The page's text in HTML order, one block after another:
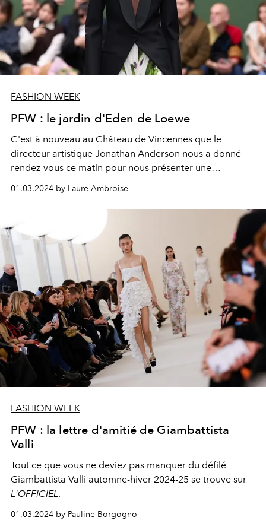
FASHION WEEK
PFW : le jardin d'Eden de Loewe
C'est à nouveau au Château de Vincennes que le
directeur artistique Jonathan Anderson nous a donné
rendez-vous ce matin pour nous présenter une
high level avec Pharrell Williams, Chiara Mastroianni,
Shawn Mendes, Emily Ratajkowski, Emilia Clarke, Ed
McVey, Natalia Vodianova cu Catherine Deneuve.
01.03.2024 by Laure Ambroise
FASHION WEEK
PFW : la lettre d'amitié de Giambattista
Valli
Tout ce que vous ne deviez pas manquer du défilé
Giambattista Valli automne-hiver 2024-25 se trouve sur
L'OFFICIEL .
01.03.2024 by Pauline Borgogno